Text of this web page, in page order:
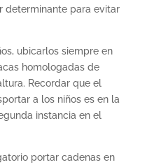
determinante para evitar
ubicarlos siempre en
homologadas de
Recordar que el
a los niños es en la
instancia en el
portar cadenas en